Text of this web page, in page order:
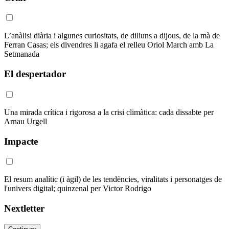
L’anàlisi diària i algunes curiositats, de dilluns a dijous, de la mà de
Ferran Casas; els divendres li agafa el relleu Oriol March amb La
Setmanada
El despertador
Una mirada crítica i rigorosa a la crisi climàtica: cada dissabte per
Arnau Urgell
Impacte
El resum analític (i àgil) de les tendències, viralitats i personatges de
l'univers digital; quinzenal per Victor Rodrigo
Nextletter